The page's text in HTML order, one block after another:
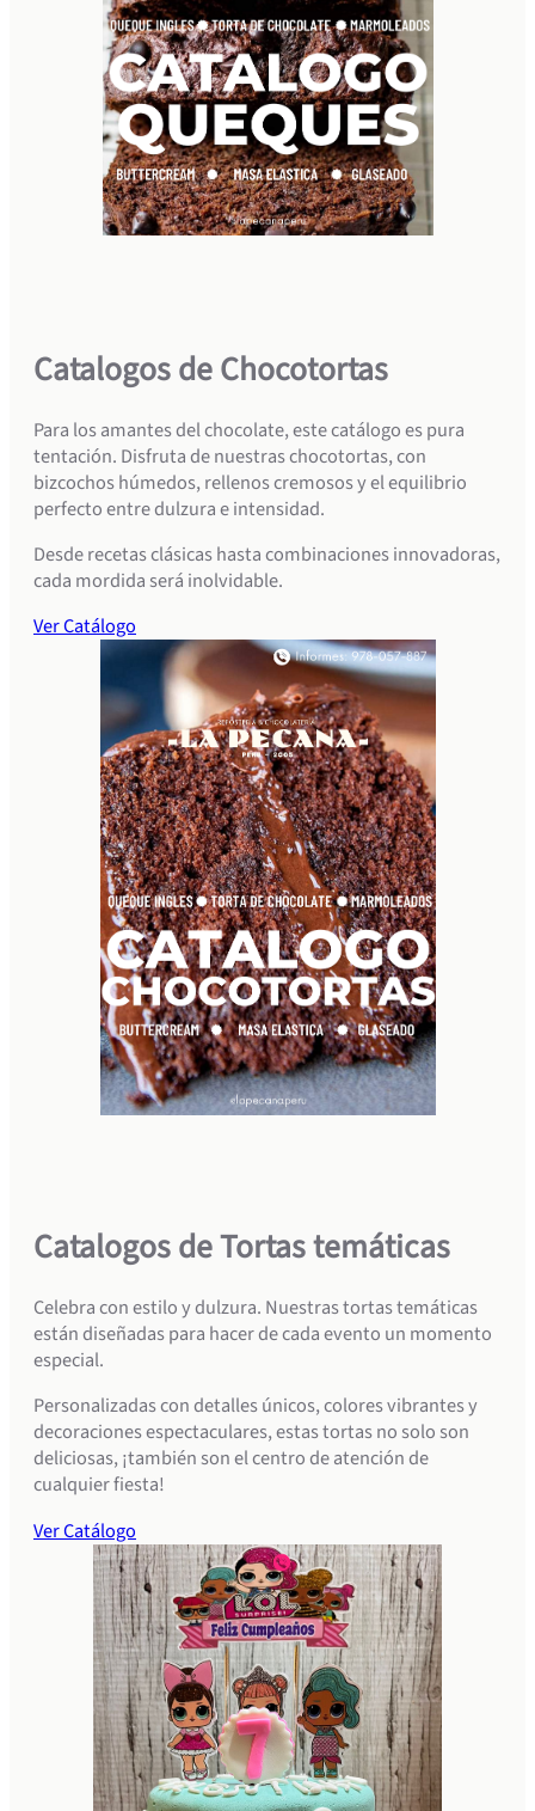
Catalogos de Chocotortas
Para los amantes del chocolate, este catálogo es pura
tentación. Disfruta de nuestras chocotortas, con
bizcochos húmedos, rellenos cremosos y el equilibrio
perfecto entre dulzura e intensidad.
Desde recetas clásicas hasta combinaciones innovadoras,
cada mordida será inolvidable.
Ver Catálogo
Catalogos de Tortas temáticas
Celebra con estilo y dulzura. Nuestras tortas temáticas
están diseñadas para hacer de cada evento un momento
especial.
Personalizadas con detalles únicos, colores vibrantes y
decoraciones espectaculares, estas tortas no solo son
deliciosas, ¡también son el centro de atención de
cualquier fiesta!
Ver Catálogo